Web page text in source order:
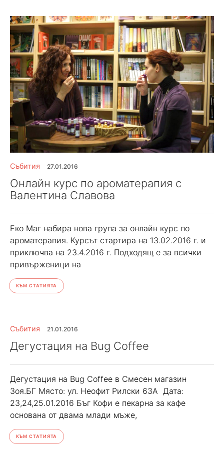
Събития 27.01.2016
Онлайн курс по ароматерапия с
Валентина Славова
Еко Маг набира нова група за онлайн курс по
ароматерапия. Курсът стартира на 13.02.2016 г. и
приключва на 23.4.2016 г. Подходящ е за всички
привърженици на
КЪМ СТАТИЯТА
Събития 21.01.2016
Дегустация на Bug Coffeе
Дегустация на Bug Coffee в Смесен магазин
Зоя.БГ Място: ул. Неофит Рилски 63А Дата:
23,24,25.01.2016 Бъг Кофи е пекарна за кафе
основана от двама млади мъже,
КЪМ СТАТИЯТА